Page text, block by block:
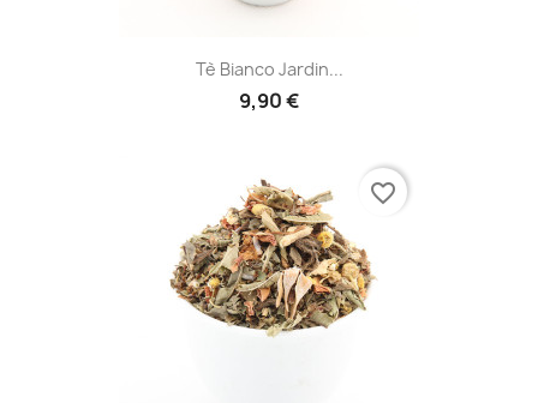
Tè Bianco Jardin...
9,90 €
favorite_border